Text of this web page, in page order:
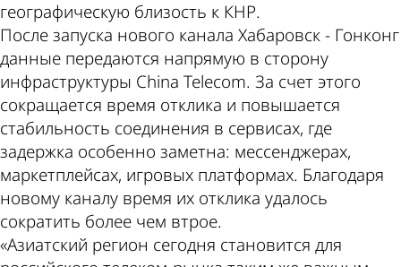
географическую близость к КНР.
После запуска нового канала Хабаровск - Гонконг
данные передаются напрямую в сторону
инфраструктуры China Telecom. За счет этого
сокращается время отклика и повышается
стабильность соединения в сервисах, где
задержка особенно заметна: мессенджерах,
маркетплейсах, игровых платформах. Благодаря
новому каналу время их отклика удалось
сократить более чем втрое.
«Азиатский регион сегодня становится для